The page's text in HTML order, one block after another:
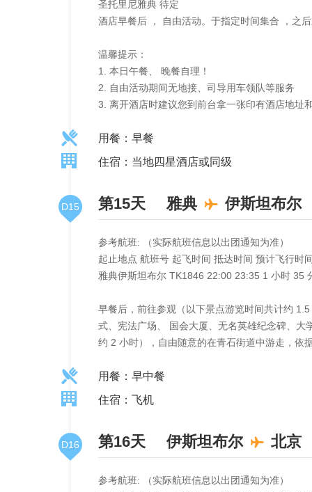
圣托里尼雅典 待定
酒店早餐后 ， 自由活动。于指定时间集合 ，之
温馨提示：
1. 本日午餐、 晚餐自理！
2. 自由活动期间无地接、司导用车领队等服务
3. 离开酒店时建议您到前台拿一张印有酒店地址
用餐：早餐
住宿：当地四星酒店或同级
D15 第15天 雅典 伊斯坦布尔
参考航班: （实际航班信息以出团通知为准）
起止地点 航班号 起飞时间 抵达时间 预计飞行时
雅典伊斯坦布尔 TK1846 22:00 23:35 1 小时 35
早餐后，前往参观（以下景点游览时间共计约
式、宪法广场、 国会大厦、无名英雄纪念碑、大
约 2 小时），自由随意的在青石街道中游走，依
用餐：早中餐
住宿：飞机
D16 第16天 伊斯坦布尔 北京
参考航班: （实际航班信息以出团通知为准）